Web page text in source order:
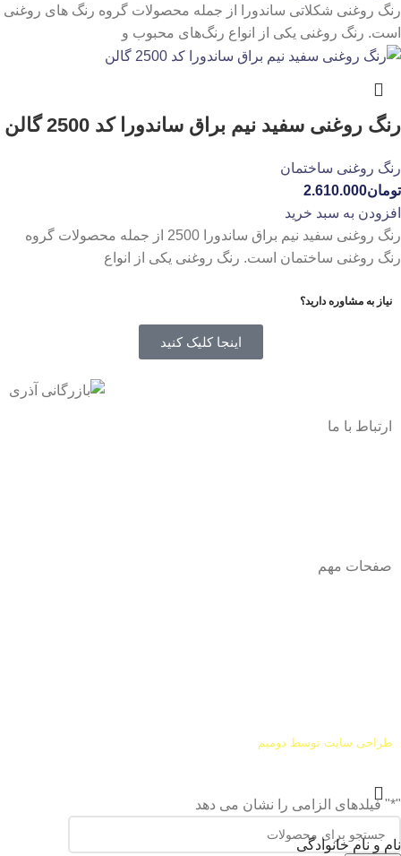
رنگ روغنی شکلاتی ساندورا از جمله محصولات گروه رنگ های روغنی
است. رنگ روغنی یکی از انواع رنگ‌های محبوب و
رنگ روغنی سفید نیم براق ساندورا کد 2500 گالن
رنگ روغنی ساختمان
تومان2.610.000
افزودن به سبد خرید
رنگ روغنی سفید نیم براق ساندورا 2500 از جمله محصولات گروه
رنگ روغنی ساختمان است. رنگ روغنی یکی از انواع
نیاز به مشاوره دارید؟
اینجا کلیک کنید
ارتباط با ما
صفحات مهم
طراحی سایت توسط دومیم
"
*" فیلدهای الزامی را نشان می دهد
نام و نام خانوادگی